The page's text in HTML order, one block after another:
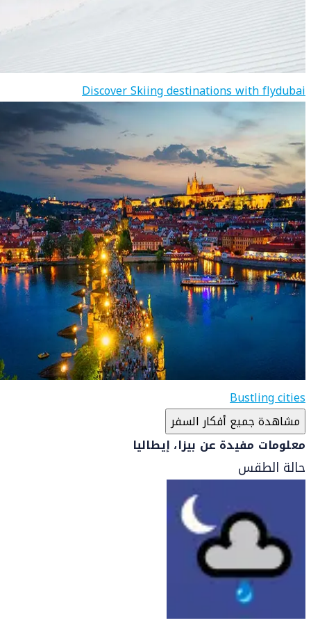
Discover Skiing destinations with flydubai
Bustling cities
مشاهدة جميع أفكار السفر
معلومات مفيدة عن بيزا، إيطاليا
حالة الطقس